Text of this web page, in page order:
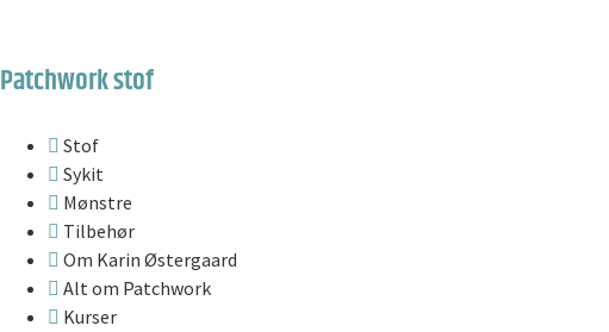
Patchwork stof
Stof
Sykit
Mønstre
Tilbehør
Om Karin Østergaard
Alt om Patchwork
Kurser